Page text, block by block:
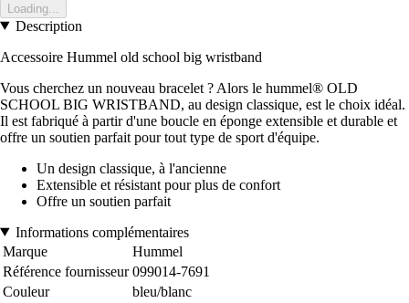
Loading...
Description
Accessoire Hummel old school big wristband
Vous cherchez un nouveau bracelet ? Alors le hummel® OLD
SCHOOL BIG WRISTBAND, au design classique, est le choix idéal.
Il est fabriqué à partir d'une boucle en éponge extensible et durable et
offre un soutien parfait pour tout type de sport d'équipe.
Un design classique, à l'ancienne
Extensible et résistant pour plus de confort
Offre un soutien parfait
Informations complémentaires
Marque
Hummel
Référence fournisseur 099014-7691
Couleur
bleu/blanc